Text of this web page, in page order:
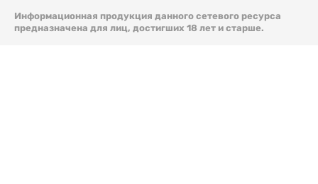
Информационная продукция данного сетевого ресурса
предназначена для лиц, достигших 18 лет и старше.